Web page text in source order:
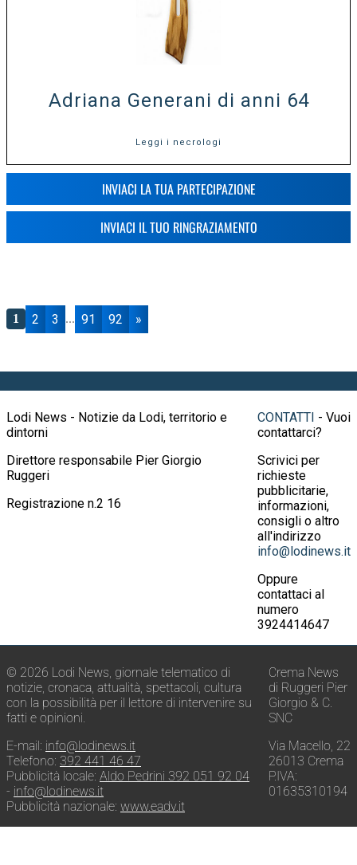
Adriana Generani di anni 64
Leggi i necrologi
INVIACI LA TUA PARTECIPAZIONE
INVIACI IL TUO RINGRAZIAMENTO
1 2 3 ... 91 92 »
Lodi News - Notizie da Lodi, territorio e
dintorni
Direttore responsabile Pier Giorgio
Ruggeri
Registrazione n.2 16
CONTATTI - Vuoi
contattarci?
Scrivici per
richieste
pubblicitarie,
informazioni,
consigli o altro
all'indirizzo
info@lodinews.it
Oppure
contattaci al
numero
3924414647
© 2026 Lodi News, giornale telematico di
notizie, cronaca, attualità, spettacoli, cultura
con la possibilità per il lettore di intervenire su
fatti e opinioni.
E-mail: info@lodinews.it
Telefono: 392 441 46 47
Pubblicità locale: Aldo Pedrini 392 051 92 04
- info@lodinews.it
Pubblicità nazionale: www.eadv.it
Crema News
di Ruggeri Pier
Giorgio & C.
SNC
Via Macello, 22
26013 Crema
P.IVA:
01635310194